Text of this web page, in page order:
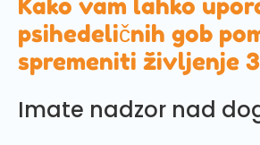
Kako vam lahko
psihedeličnih gob
spremeniti življenje
Imate nadzor nad